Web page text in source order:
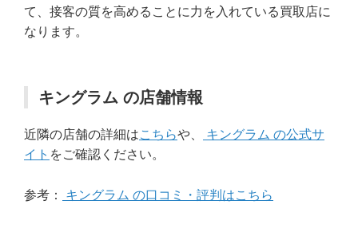
て、接客の質を高めることに力を入れている買取店に
なります。
キングラム の店舗情報
近隣の店舗の詳細はこちらや、
キングラム の公式サ
イト をご確認ください。
参考： キングラム の口コミ・評判はこちら